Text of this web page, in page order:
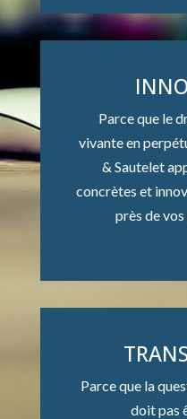
Parce que le
vivante en
& Sautelet
concrètes et
près de
Parce que la
doit pas